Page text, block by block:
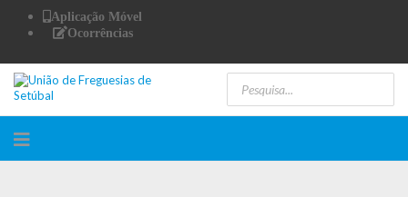
Aplicação Móvel
Ocorrências